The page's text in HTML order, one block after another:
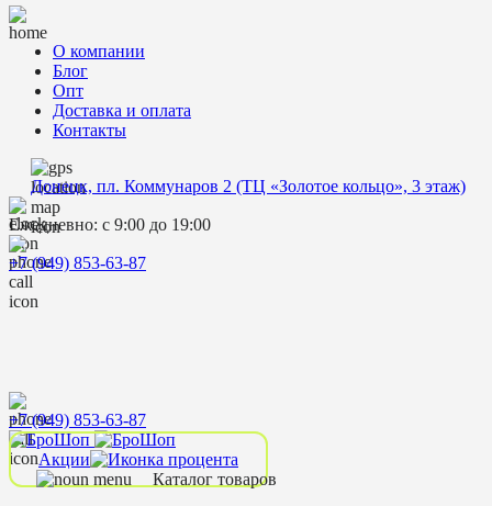
О компании
Блог
Опт
Доставка и оплата
Контакты
Донецк, пл. Коммунаров 2 (ТЦ «Золотое кольцо», 3 этаж)
Ежедневно: с 9:00 до 19:00
+7 (949) 853-63-87
+7 (949) 853-63-87
Акции
Каталог товаров